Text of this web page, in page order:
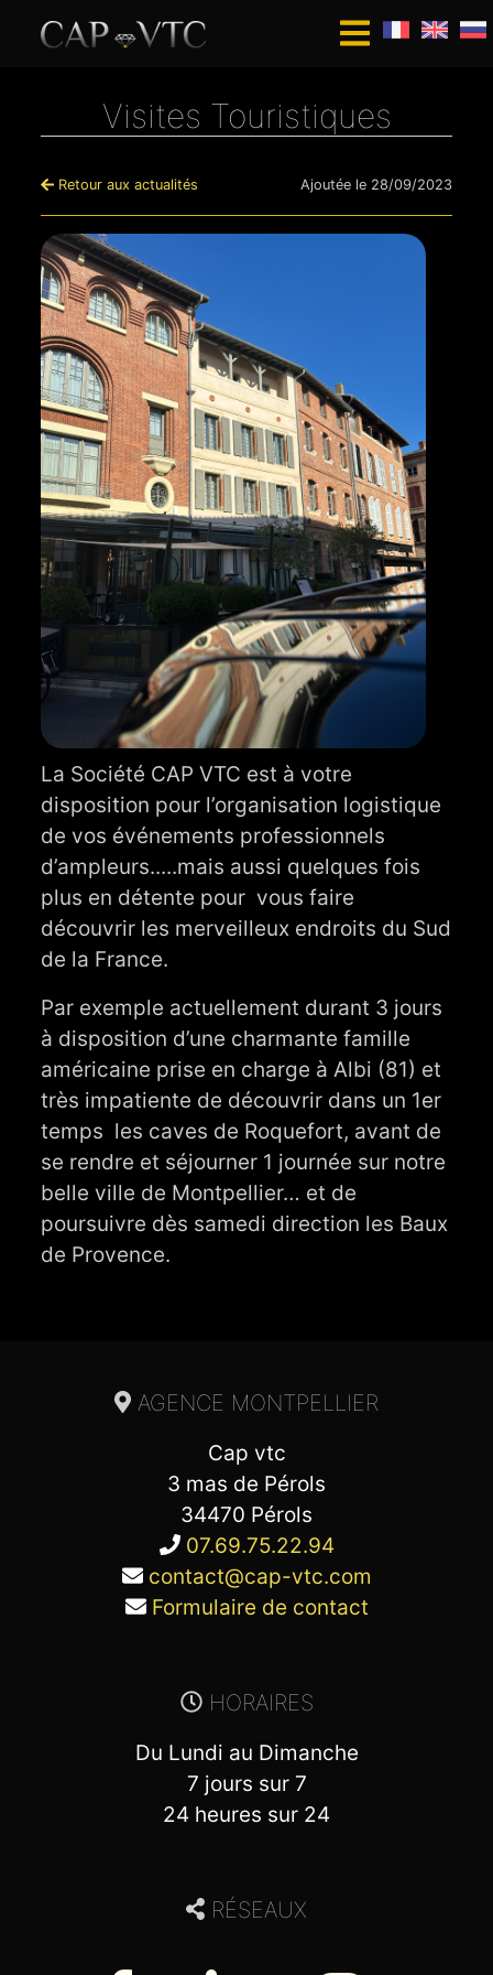
Visites Touristiques
Retour aux actualités Ajoutée le 28/09/2023
La Société CAP VTC est à votre
disposition pour l’organisation logistique
de vos événements professionnels
d’ampleurs.....mais aussi quelques fois
plus en détente pour vous faire
découvrir les merveilleux endroits du Sud
de la France.
Par exemple actuellement durant 3 jours
à disposition d’une charmante famille
américaine prise en charge à Albi (81) et
très impatiente de découvrir dans un 1er
temps les caves de Roquefort, avant de
se rendre et séjourner 1 journée sur notre
belle ville de Montpellier… et de
poursuivre dès samedi direction les Baux
de Provence.
AGENCE MONTPELLIER
Cap vtc
3 mas de Pérols
34470 Pérols
07.69.75.22.94
contact@cap-vtc.com
Formulaire de contact
HORAIRES
Du Lundi au Dimanche
7 jours sur 7
24 heures sur 24
RÉSEAUX